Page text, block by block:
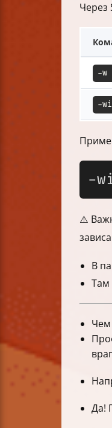
Через
-w
-
⚠️
В
Там
Чем
Да!